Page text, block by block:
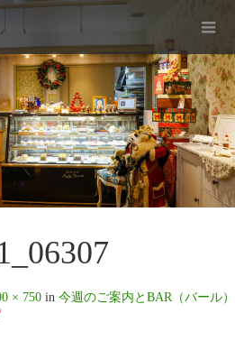
× 750 in 今週のご案内とBAR（バール）